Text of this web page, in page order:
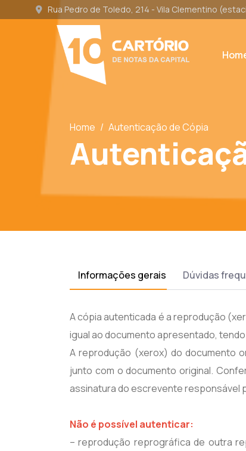
Rua Pedro de Toledo, 214 - Vila Clementino
Home / Autenticação de Cópia
Informações gerais Dúvidas
A cópia autenticada é a reprodução
igual ao documento apresentado,
A reprodução (xerox) do documento
junto com o documento original.
assinatura do escrevente responsável
Não é possível autenticar:
– reprodução reprográfica de outra